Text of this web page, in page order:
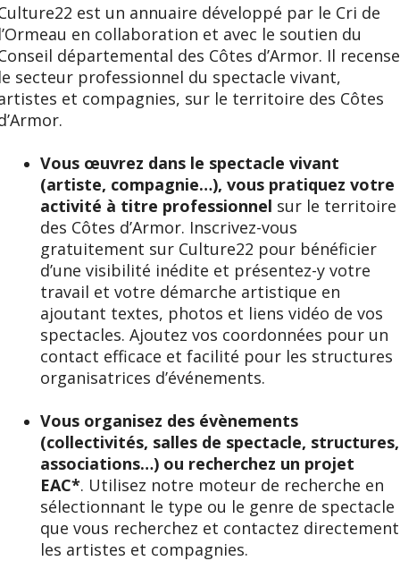
est un annuaire développé par le Cri de
en collaboration et avec le soutien du
départemental des Côtes d’Armor. Il recense
secteur professionnel du spectacle vivant,
et compagnies, sur le territoire des Côtes
Vous œuvrez dans le spectacle vivant
(artiste, compagnie…), vous pratiquez votre
activité à titre professionnel sur le territoire
des Côtes d’Armor. Inscrivez-vous
gratuitement sur Culture22 pour bénéficier
d’une visibilité inédite et présentez-y votre
travail et votre démarche artistique en
ajoutant textes, photos et liens vidéo de vos
spectacles. Ajoutez vos coordonnées pour un
contact efficace et facilité pour les structures
organisatrices d’événements.
Vous organisez des évènements
(collectivités, salles de spectacle, structures,
associations…) ou recherchez un projet
EAC*. Utilisez notre moteur de recherche en
sélectionnant le type ou le genre de spectacle
que vous recherchez et contactez directement
les artistes et compagnies.